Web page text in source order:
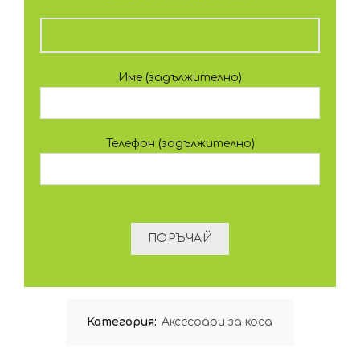
Име (задължително)
Телефон (задължително)
Категория: Аксесоари за коса